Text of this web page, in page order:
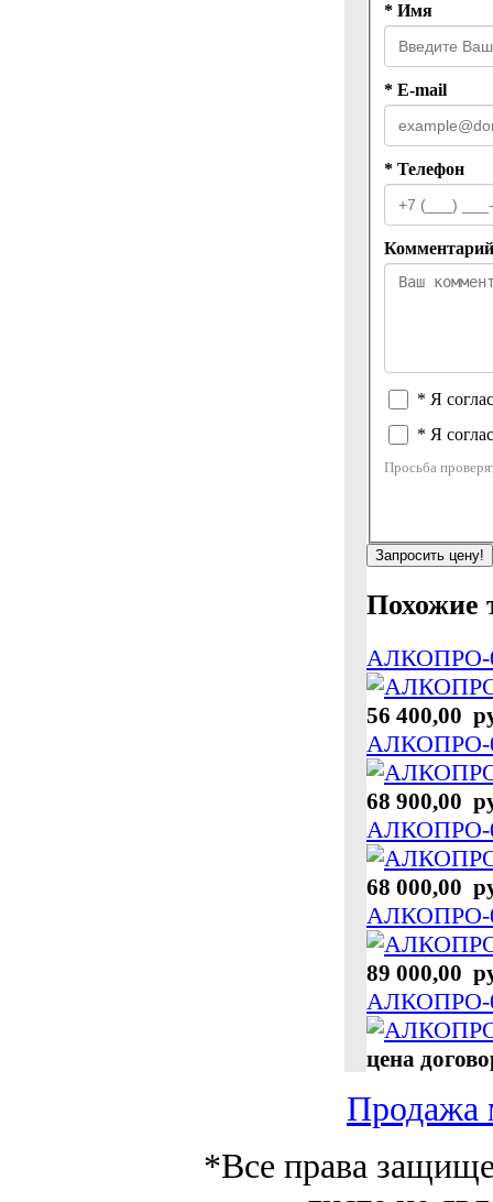
* Имя
* E-mail
* Телефон
Комментарий
* Я
* Я
Просьба
Запросить цену!
Похожие
АЛКОПРО-
56 400,00
АЛКОПРО-
68 900,00
АЛКОПРО-
68 000,00
АЛКОПРО-
89 000,00
АЛКОПРО-
цена
Продажа
*Все права